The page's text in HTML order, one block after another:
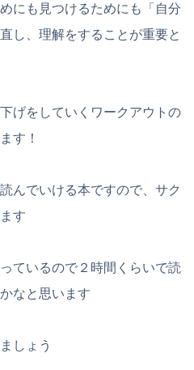
にも見つけるためにも「自分
し、理解をすることが重要と
げをしていくワークアウトの
す！
んでいける本ですので、サク
す
ているので２時間くらいで読
なと思います
しょう